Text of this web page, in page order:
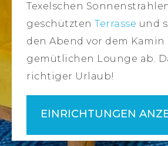
Texelschen
geschützten Terrasse und
den Abend vor dem
gemütlichen Lounge ab.
richtiger Urlaub!
EINRICHTUNGEN